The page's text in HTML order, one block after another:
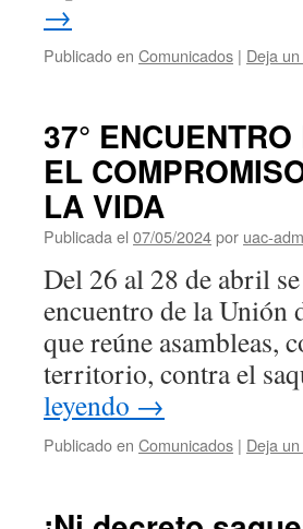
→
Publicado en Comunicados | Deja
37°
EL
LA VIDA
Publicada el 07/05/2024por uac-
Del 26 al 28 de abril
encuentro de la Unión
que reúne asambleas,
territorio, contra el
leyendo →
Publicado en Comunicados | Deja